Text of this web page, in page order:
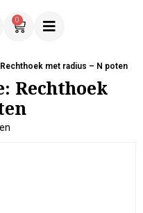
0
met radius – N poten
Rechthoek